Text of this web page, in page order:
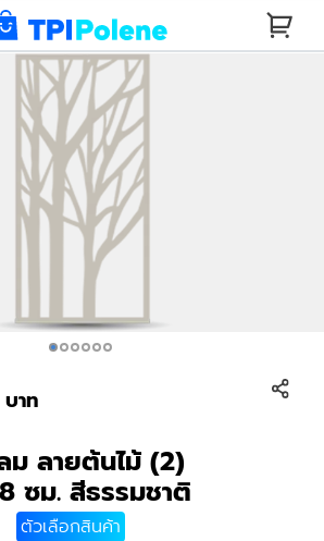
ติ
บาท
ลายต้นไม้ (2)
ซม. สีธรรมชาติ
ตัวเลือกสินค้า